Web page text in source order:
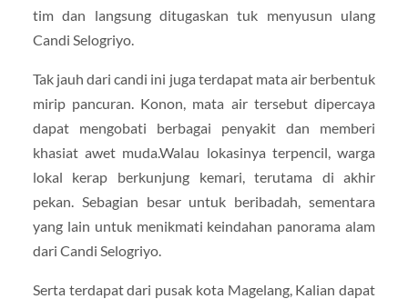
tim dan langsung ditugaskan tuk menyusun ulang
Candi Selogriyo.
Tak jauh dari candi ini juga terdapat mata air berbentuk
mirip pancuran. Konon, mata air tersebut dipercaya
dapat mengobati berbagai penyakit dan memberi
khasiat awet muda.Walau lokasinya terpencil, warga
lokal kerap berkunjung kemari, terutama di akhir
pekan. Sebagian besar untuk beribadah, sementara
yang lain untuk menikmati keindahan panorama alam
dari Candi Selogriyo.
Serta terdapat dari pusak kota Magelang, Kalian dapat